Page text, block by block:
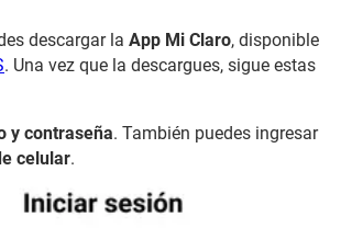
descargar la App Mi Claro, disponible
. Una vez que la descargues, sigue estas
y contraseña. También puedes ingresar
celular.